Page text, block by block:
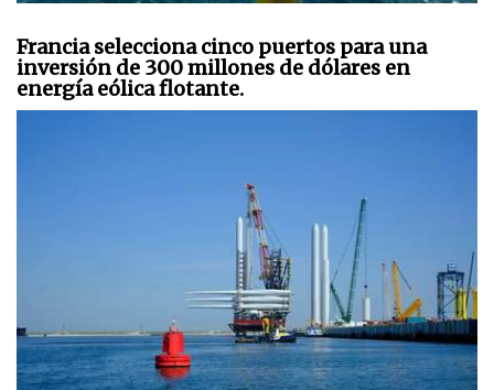
Francia selecciona cinco puertos para una
inversión de 300 millones de dólares en
energía eólica flotante.